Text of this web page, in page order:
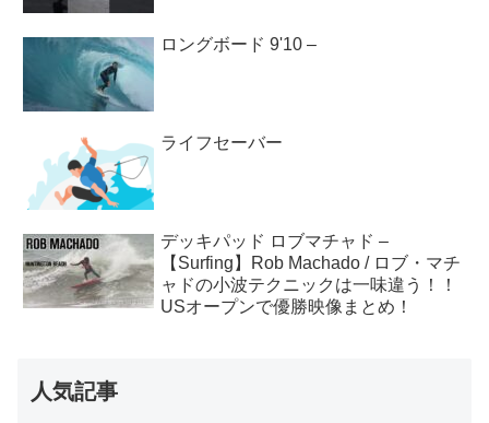
ロングボード 9'10 –
ライフセーバー
デッキパッド ロブマチャド –
【Surfing】Rob Machado / ロブ・マチ
ャドの小波テクニックは一味違う！！
USオープンで優勝映像まとめ！
人気記事